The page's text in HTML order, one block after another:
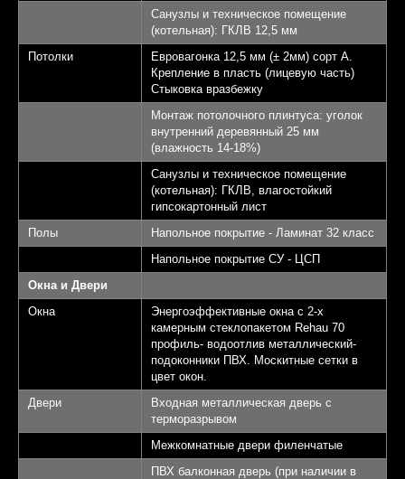
Санузлы и техническое помещение
(котельная): ГКЛВ 12,5 мм
Потолки
Евровагонка 12,5 мм (± 2мм) сорт А.
Крепление в пласть (лицевую часть)
Стыковка вразбежку
Монтаж потолочного плинтуса: уголок
внутренний деревянный 25 мм
(влажность 14-18%)
Санузлы и техническое помещение
(котельная): ГКЛВ, влагостойкий
гипсокартонный лист
Полы
Напольное покрытие - Ламинат 32 класс
Напольное покрытие СУ - ЦСП
Окна и Двери
Окна
Энергоэффективные окна с 2-х
камерным стеклопакетом Rehau 70
профиль- водоотлив металлический-
подоконники ПВХ. Москитные сетки в
цвет окон.
Двери
Входная металлическая дверь с
терморазрывом
Межкомнатные двери филенчатые
ПВХ балконная дверь (при наличии в